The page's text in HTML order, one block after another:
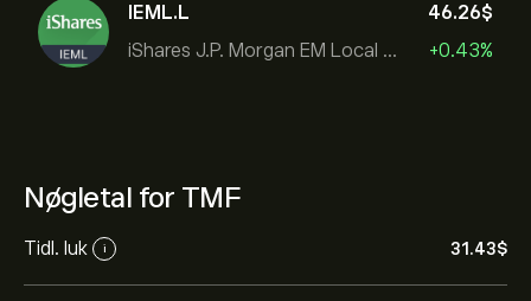
IEML.L
iShares J.P. Morgan EM Local Govt Bond UCITS ETF
46.26‎$‎
+0.43%
Nøgletal for TMF
Tidl. luk i 31.43‎$‎